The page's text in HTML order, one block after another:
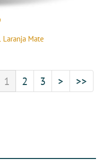
Laranja Mate
1 2 3 > >>